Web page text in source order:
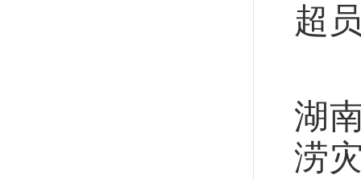
超
湖
涝